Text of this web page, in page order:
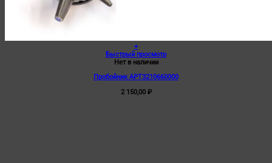
+
Быстрый просмотр
Нет в наличии
Пробойник АРТ3210660000
2 150,00 ₽